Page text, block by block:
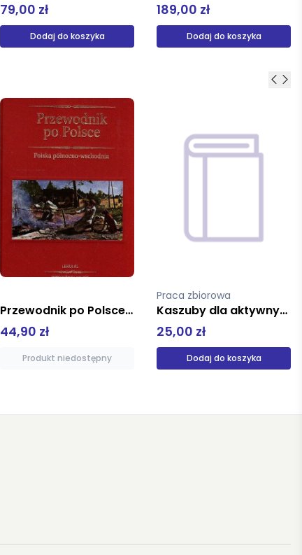
189,00 zł
Dodaj do koszyka
79,00 zł
Dodaj do koszyka
Kaszuby dla aktywnych mapa turystyczna 1:100 000 wodoodporna
25,00 zł
Dodaj do koszyka
1:55 000
Leszno region część wschodnia mapa rowerowa 1:55 000 papier top mapa
8,50 zł
Dodaj do koszyka